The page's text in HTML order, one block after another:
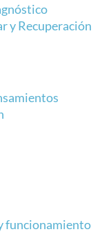
y Recuperación
funcionamiento